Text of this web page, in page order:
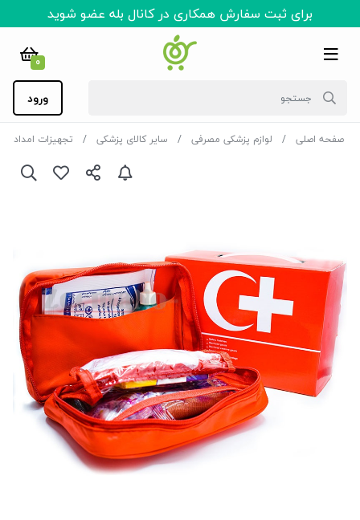
برای ثبت سفارش همکاری در کانال بله عضو شوید
0
ورود
صفحه اصلی لوازم پزشکی مصرفی سایر کالای پزشکی تجهیزات امداد